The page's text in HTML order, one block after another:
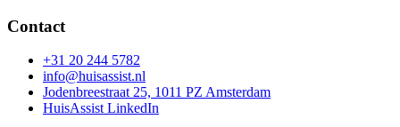
Contact
+31 20 244 5782
info@huisassist.nl
Jodenbreestraat 25, 1011 PZ Amsterdam
HuisAssist LinkedIn